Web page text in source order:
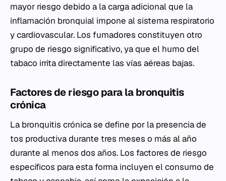
mayor riesgo debido a la carga adicional que la
inflamación bronquial impone al sistema respiratorio
y cardiovascular. Los fumadores constituyen otro
grupo de riesgo significativo, ya que el humo del
tabaco irrita directamente las vías aéreas bajas.
Factores de riesgo para la bronquitis
crónica
La bronquitis crónica se define por la presencia de
tos productiva durante tres meses o más al año
durante al menos dos años. Los factores de riesgo
específicos para esta forma incluyen el consumo de